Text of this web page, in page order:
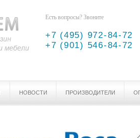
Есть вопросы? Звоните
+7 (495) 972-84-72
+7 (901) 546-84-72
НОВОСТИ ПРОИЗВОДИТЕЛИ